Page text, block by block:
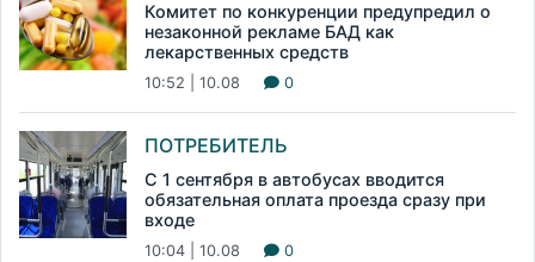
Комитет по конкуренции предупредил о
незаконной рекламе БАД как
лекарственных средств
10:52 | 10.08 0
ПОТРЕБИТЕЛЬ
С 1 сентября в автобусах вводится
обязательная оплата проезда сразу при
входе
10:04 | 10.08 0